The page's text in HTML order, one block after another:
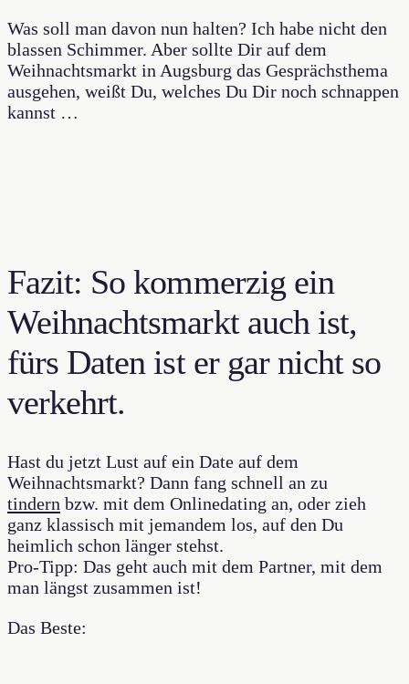
Was soll man davon nun halten? Ich habe nicht den
blassen Schimmer. Aber sollte Dir auf dem
Weihnachtsmarkt in Augsburg das Gesprächsthema
ausgehen, weißt Du, welches Du Dir noch schnappen
kannst …
Fazit: So kommerzig ein
Weihnachtsmarkt auch ist,
fürs Daten ist er gar nicht so
verkehrt.
Hast du jetzt Lust auf ein Date auf dem
Weihnachtsmarkt? Dann fang schnell an zu
tindern bzw. mit dem Onlinedating an, oder zieh
ganz klassisch mit jemandem los, auf den Du
heimlich schon länger stehst.
Pro-Tipp: Das geht auch mit dem Partner, mit dem
man längst zusammen ist!
Das Beste: